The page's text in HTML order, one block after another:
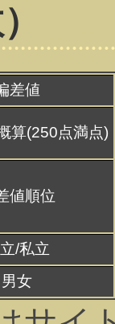
差値
算(250点満点)
値順位
/私立
男女